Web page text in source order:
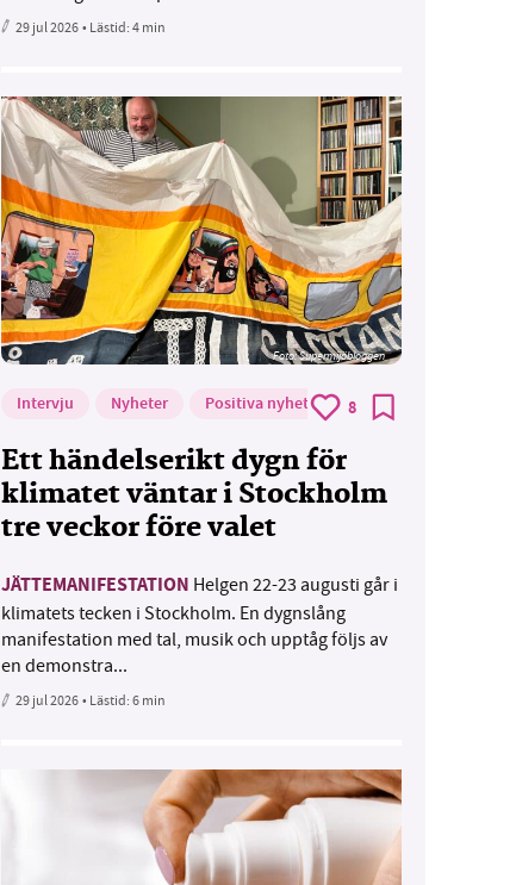
29 jul 2026• Lästid:4 min
Foto: Supermijöbloggen
Intervju Nyheter Positiva nyheter 8
Ett händelserikt dygn för
klimatet väntar i Stockholm
tre veckor före valet
JÄTTEMANIFESTATION Helgen 22-23 augusti går i
klimatets tecken i Stockholm. En dygnslång
manifestation med tal, musik och upptåg följs av
en demonstra...
29 jul 2026• Lästid:6 min